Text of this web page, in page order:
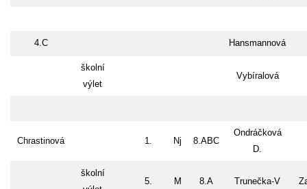
4.C Hansmannová
školní
výlet
Vybíralová
Chrastinová 1. Nj 8.ABC
Ondráčková
D.
školní
5. M 8.A Trunečka-V